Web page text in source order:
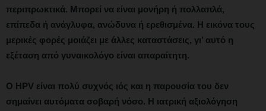
περιπρωκτικά. Μπορεί να είναι μονήρη ή πολλαπλά,
επίπεδα ή ανάγλυφα, ανώδυνα ή ερεθισμένα. Η εικόνα τους
μερικές φορές μοιάζει με άλλες καταστάσεις, γι’ αυτό η
εξέταση από γυναικολόγο είναι απαραίτητη.
Ο HPV είναι πολύ συχνός ιός και η παρουσία του δεν
σημαίνει αυτόματα σοβαρή νόσο. Η ιατρική αξιολόγηση